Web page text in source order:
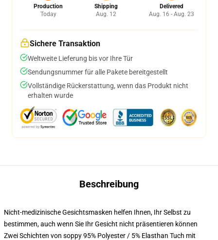
Production
Today
Shipping
Aug. 12
Delivered
Aug. 16 - Aug. 23
Sichere Transaktion
Weltweite Lieferung bis vor Ihre Tür
Sendungsnummer für alle Pakete bereitgestellt
Vollständige Rückerstattung, wenn das Produkt nicht
erhalten wurde
Beschreibung
Nicht-medizinische Gesichtsmasken helfen Ihnen, Ihr Selbst zu
bestimmen, auch wenn Sie Ihr Gesicht nicht präsentieren können
Zwei Schichten von soppy 95% Polyester / 5% Elasthan Tuch mit